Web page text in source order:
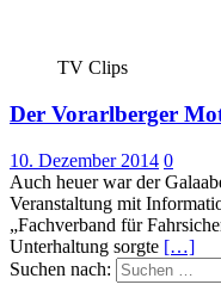
TV Clips
Der Vorarlberger
10. Dezember 2014 0
Auch heuer war der
Veranstaltung mit
„Fachverband für
Unterhaltung sorgte […]
Suchen nach: